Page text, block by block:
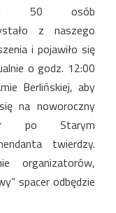
50 osób
z naszego
i pojawiło się
o godz. 12:00
Berlińskiej, aby
na noworoczny
po Starym
twierdzy.
organizatorów,
spacer odbędzie